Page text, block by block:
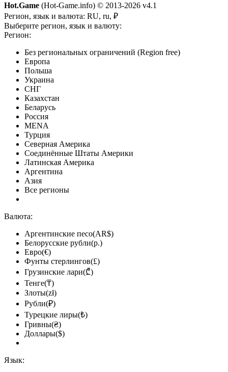
Hot.Game (Hot-Game.info) © 2013-2026 v4.1
Регион, язык и валюта: RU, ru, ₽
Выберите регион, язык и валюту:
Регион:
Без региональных ограничений (Region free)
Европа
Польша
Украина
СНГ
Казахстан
Беларусь
Россия
MENA
Турция
Северная Америка
Соединённые Штаты Америки
Латинская Америка
Аргентина
Азия
Все регионы
Валюта:
Аргентинские песо(AR$)
Белорусские рубли(р.)
Евро(€)
Фунты стерлингов(£)
Грузинские лари(₾)
Тенге(₸)
Злоты(zł)
Рубли(₽)
Турецкие лиры(₺)
Гривны(₴)
Доллары($)
Язык: